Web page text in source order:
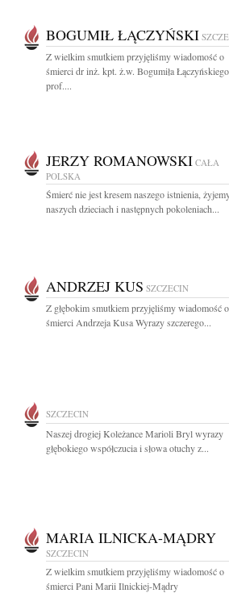
BOGUMIŁ ŁĄCZYŃSKI
Z wielkim smutkiem przyjęliśmy wiadomość o
śmierci dr inż. kpt. ż.w. Bogumiła Łączyńskiego
prof....
JERZY ROMANOWSKI CAŁA
POLSKA
Śmierć nie jest kresem naszego istnienia,
naszych dzieciach i następnych pokoleniach...
ANDRZEJ KUS SZCZECIN
Z głębokim smutkiem przyjęliśmy wiadomość o
śmierci Andrzeja Kusa Wyrazy szczerego...
SZCZECIN
Naszej drogiej Koleżance Marioli Bryl wyrazy
głębokiego współczucia i słowa otuchy z...
MARIA ILNICKA-MĄDRY
SZCZECIN
Z wielkim smutkiem przyjęliśmy wiadomość o
śmierci Pani Marii Ilnickiej-Mądry